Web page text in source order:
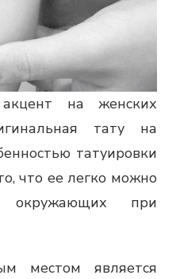
на женских
тату на
татуировки
что ее легко можно
при
местом является